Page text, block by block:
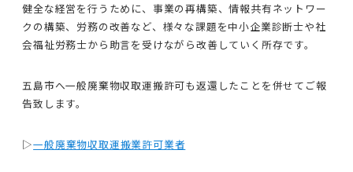
健全な経営を行うために、事業の再構築、情報共有ネットワー
クの構築、労務の改善など、様々な課題を中小企業診断士や社
会福祉労務士から助言を受けながら改善していく所存です。
五島市へ一般廃棄物収取運搬許可も返還したことを併せてご報
告致します。
▷一般廃棄物収取運搬業許可業者